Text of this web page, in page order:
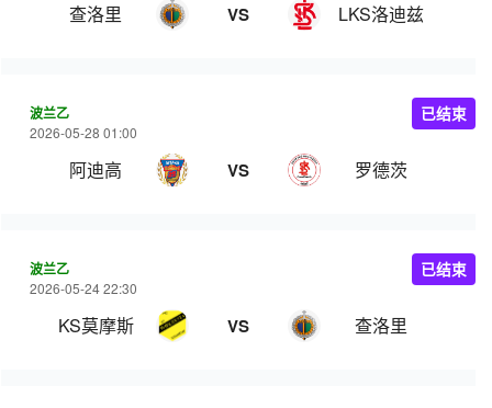
查洛里 VS LKS洛迪兹
波兰乙
2026-05-28 01:00
阿迪高 VS 罗德茨
已结束
波兰乙
2026-05-24 22:30
KS莫摩斯 VS 查洛里
已结束